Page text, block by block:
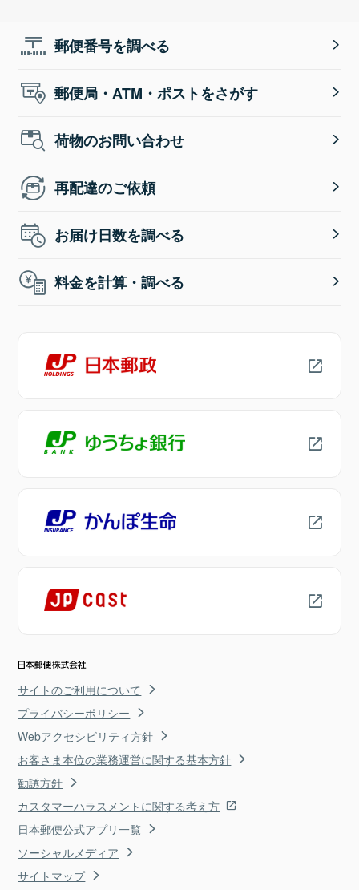
郵便番号を調べる
郵便局・ATM・ポストをさがす
荷物のお問い合わせ
再配達のご依頼
お届け日数を調べる
料金を計算・調べる
サイトのご利用について
プライバシーポリシー
Webアクセシビリティ方針
お客さま本位の業務運営に関する基本方針
勧誘方針
カスタマーハラスメントに関する考え方
日本郵便公式アプリ一覧
ソーシャルメディア
サイトマップ